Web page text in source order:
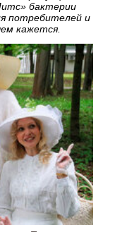
бактерии
потребителей и
кажется.